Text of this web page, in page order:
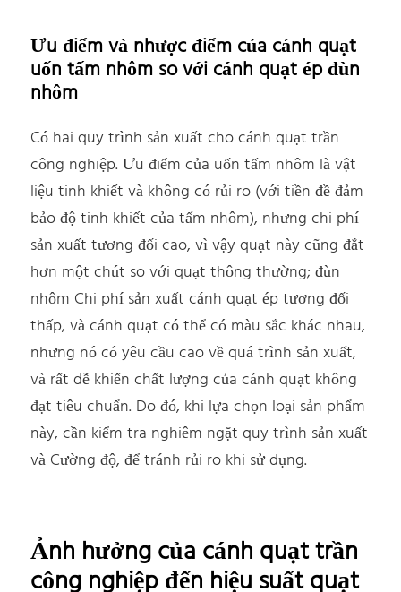
Ưu điểm và nhược điểm của cánh quạt
uốn tấm nhôm so với cánh quạt ép đùn
nhôm
Có hai quy trình sản xuất cho cánh quạt trần
công nghiệp. Ưu điểm của uốn tấm nhôm là vật
liệu tinh khiết và không có rủi ro (với tiền đề đảm
bảo độ tinh khiết của tấm nhôm), nhưng chi phí
sản xuất tương đối cao, vì vậy quạt này cũng đắt
hơn một chút so với quạt thông thường; đùn
nhôm Chi phí sản xuất cánh quạt ép tương đối
thấp, và cánh quạt có thể có màu sắc khác nhau,
nhưng nó có yêu cầu cao về quá trình sản xuất,
và rất dễ khiến chất lượng của cánh quạt không
đạt tiêu chuẩn. Do đó, khi lựa chọn loại sản phẩm
này, cần kiểm tra nghiêm ngặt quy trình sản xuất
và Cường độ, để tránh rủi ro khi sử dụng.
Ảnh hưởng của cánh quạt trần
công nghiệp đến hiệu suất quạt